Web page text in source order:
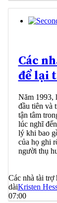
Các
để lại
Năm 1993,
đầu tiên và
tận tâm
lúc nghĩ
lý khi bao
của họ ghi
người thụ
Các nhà tài trợ
dàiKristen
07:00